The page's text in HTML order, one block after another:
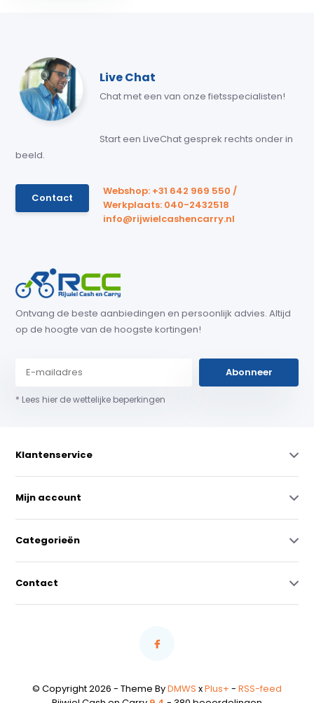
Live Chat
Chat met een van onze fietsspecialisten!
Start een LiveChat gesprek rechts onder in
beeld.
Contact
Webshop: +31 642 969 550 /
Werkplaats: 040-2432518
info@rijwielcashencarry.nl
Ontvang de beste aanbiedingen en persoonlijk advies. Altijd
op de hoogte van de hoogste kortingen!
Abonneer
* Lees hier de wettelijke beperkingen
Klantenservice
Mijn account
Categorieën
Contact
© Copyright 2026 - Theme ByDMWS xPlus+ - RSS-feed